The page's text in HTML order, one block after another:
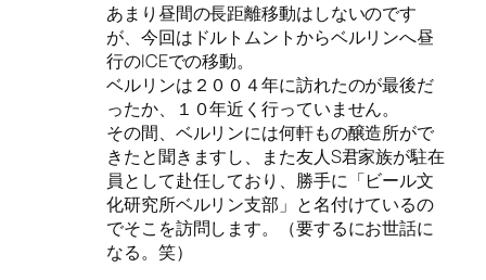
あまり昼間の長距離移動はしないのです
が、今回はドルトムントからベルリンへ昼
行のICEでの移動。
ベルリンは２００４年に訪れたのが最後だ
ったか、１０年近く行っていません。
その間、ベルリンには何軒もの醸造所がで
きたと聞きますし、また友人S君家族が駐在
員として赴任しており、勝手に「ビール文
化研究所ベルリン支部」と名付けているの
でそこを訪問します。（要するにお世話に
なる。笑）